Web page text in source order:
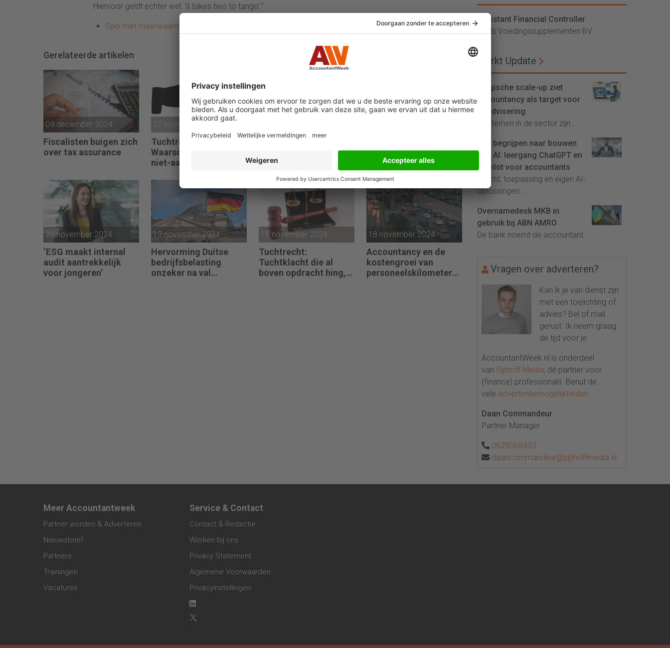
Hiervoor geldt echter wel: ‘it takes two to tango’.”
Spel met meerwaarde
Gerelateerde artikelen
09 december 2024
Fiscalisten buigen zich
over tax assurance
27 november 2024
Tuchtrecht:
Waarschuwing wegens
niet-aanmerken
‘significante
aangelegenheid’
(Deel I) ISSB: ‘3
stappen voorkomen
impact van
duurzaamheidsrisico’s
op bedrijfsfinanciën’
‘Bureaucratie bedreigt
accountancy’
20 november 2024
‘ESG maakt internal
audit aantrekkelijk
voor jongeren’
19 november 2024
Hervorming Duitse
bedrijfsbelasting
onzeker na val
18 november 2024
Tuchtrecht:
Tuchtklacht die al
boven opdracht hing,
18 november 2024
Accountancy en de
kostengroei van
personeelskilometers
Assistant Financial Controller
Vitals Voedingssupplementen BV
Markt Update
Belgische scale-up ziet
accountancy als target voor
AI-advisering
'Systemen in de sector zijn...
Van begrijpen naar bouwen
met AI: leergang ChatGPT en
Copilot voor accountants
Inzicht, toepassing en eigen AI-
oplossingen...
Overnamedesk MKB in
gebruik bij ABN AMRO
De bank noemt de accountant...
Vragen over adverteren?
Kan ik je van dienst zijn
met een toelichting of
advies? Bel of mail
gerust. Ik neem graag
de tijd voor je.
AccountantWeek.nl is onderdeel
van Sijthoff Media, dé partner voor
(finance) professionals. Benut de
vele advertentiemogelijkheden.
Daan Commandeur
Partner Manager
0628068433
daancommandeur@sijthoffmedia.nl
Meer Accountantweek
Partner worden & Adverteren
Nieuwsbrief
Partners
Trainingen
Vacatures
Service & Contact
Contact & Redactie
Werken bij ons
Privacy Statement
Algemene Voorwaarden
Privacyinstellingen